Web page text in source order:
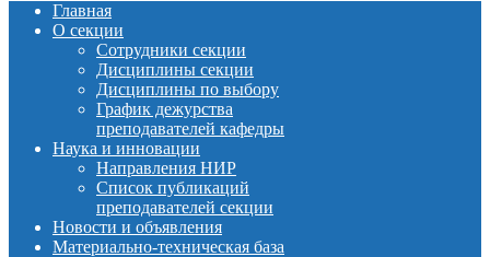
Главная
О секции
Сотрудники секции
Дисциплины секции
Дисциплины по выбору
График дежурства
преподавателей кафедры
Наука и инновации
Направления НИР
Список публикаций
преподавателей секции
Новости и объявления
Материально-техническая база